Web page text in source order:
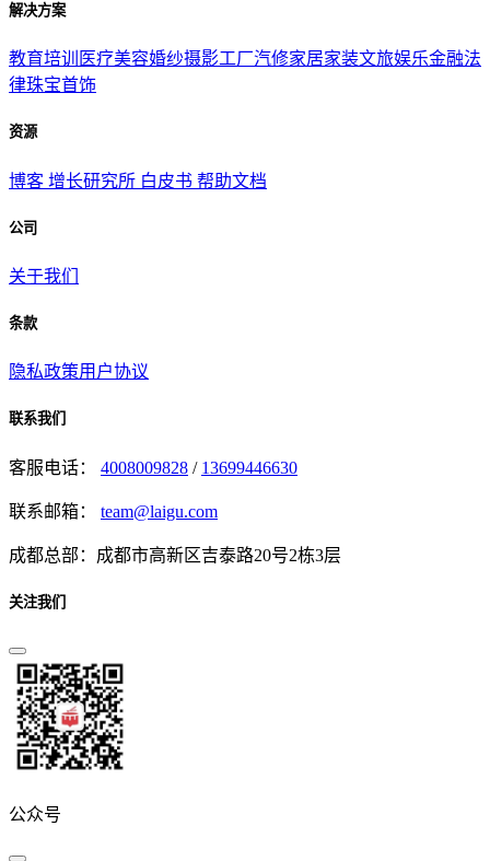
解决方案
教育培训 医疗美容婚纱摄影工厂汽修家居家装文旅娱乐金融法
律珠宝首饰
资源
博客 增长研究所 白皮书 帮助文档
公司
关于我们
条款
隐私政策用户协议
联系我们
客服电话： 4008009828 / 13699446630
联系邮箱： team@laigu.com
成都总部：成都市高新区吉泰路20号2栋3层
关注我们
公众号